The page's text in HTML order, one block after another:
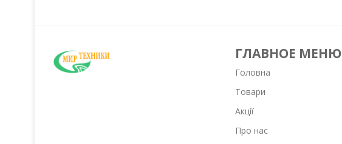
ГЛАВНОЕ МЕНЮ
Головна
Товари
Акції
Про нас